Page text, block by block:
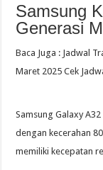
Samsung
Generasi
Baca Juga : Jadwal
Maret 2025 Cek
Samsung Galaxy
dengan kecerahan
memiliki kecepatan